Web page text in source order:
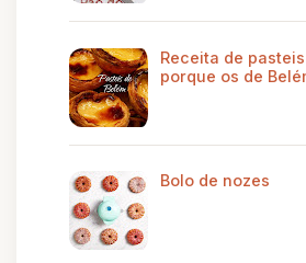
Receita de
porque os de
Bolo de nozes